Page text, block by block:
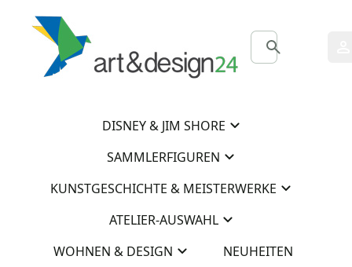
DISNEY & JIM SHORE
SAMMLERFIGUREN
KUNSTGESCHICHTE & MEISTERWERKE
ATELIER-AUSWAHL
WOHNEN & DESIGN
NEUHEITEN